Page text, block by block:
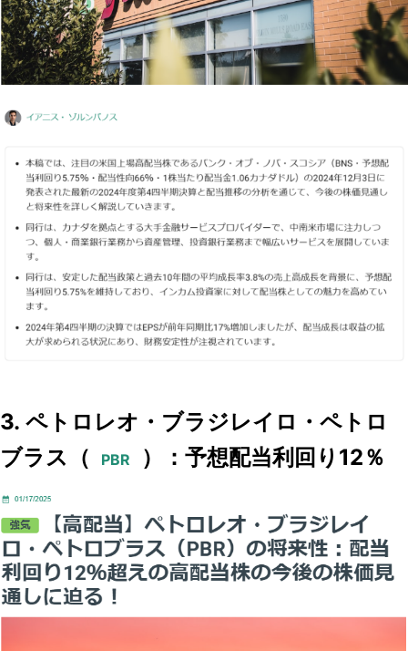
3. ペトロレオ・ブラジレイロ・ペトロ
ブラス（
）：予想配当利回り12％